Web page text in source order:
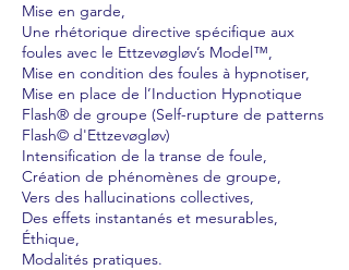
Mise en garde,
Une rhétorique directive spécifique aux
foules avec le Ettzevøgløv’s Model™,
Mise en condition des foules à hypnotiser,
Mise en place de l’Induction Hypnotique
Flash® de groupe (Self-rupture de patterns
Flash© d'Ettzevøgløv)
Intensification de la transe de foule,
Création de phénomènes de groupe,
Vers des hallucinations collectives,
Des effets instantanés et mesurables,
Éthique,
Modalités pratiques.